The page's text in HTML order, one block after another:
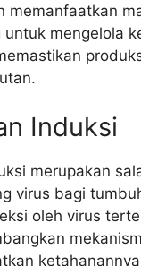
memanfaatkan
mengelola
Induksi
merupakan
virus bagi
oleh virus